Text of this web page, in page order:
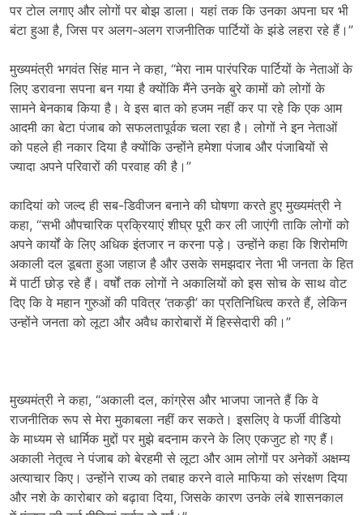
पर टोल लगाए और लोगों पर बोझ डाला। यहां तक कि उनका अपना घर भी
बंटा हुआ है, जिस पर अलग-अलग राजनीतिक पार्टियों के झंडे लहरा रहे हैं।”
मुख्यमंत्री भगवंत सिंह मान ने कहा, “मेरा नाम पारंपरिक पार्टियों के नेताओं के
लिए डरावना सपना बन गया है क्योंकि मैंने उनके बुरे कामों को लोगों के
सामने बेनकाब किया है। वे इस बात को हजम नहीं कर पा रहे कि एक आम
आदमी का बेटा पंजाब को सफलतापूर्वक चला रहा है। लोगों ने इन नेताओं
को पहले ही नकार दिया है क्योंकि उन्होंने हमेशा पंजाब और पंजाबियों से
ज्यादा अपने परिवारों की परवाह की है।”
कादियां को जल्द ही सब-डिवीजन बनाने की घोषणा करते हुए मुख्यमंत्री ने
कहा, “सभी औपचारिक प्रक्रियाएं शीघ्र पूरी कर ली जाएंगी ताकि लोगों को
अपने कार्यों के लिए अधिक इंतजार न करना पड़े। उन्होंने कहा कि शिरोमणि
अकाली दल डूबता हुआ जहाज है और उसके समझदार नेता भी जनता के हित
में पार्टी छोड़ रहे हैं। वर्षों तक लोगों ने अकालियों को इस सोच के साथ वोट
दिए कि वे महान गुरुओं की पवित्र ‘तकड़ी’ का प्रतिनिधित्व करते हैं, लेकिन
उन्होंने जनता को लूटा और अवैध कारोबारों में हिस्सेदारी की।”
मुख्यमंत्री ने कहा, “अकाली दल, कांग्रेस और भाजपा जानते हैं कि वे
राजनीतिक रूप से मेरा मुकाबला नहीं कर सकते। इसलिए वे फर्जी वीडियो
के माध्यम से धार्मिक मुद्दों पर मुझे बदनाम करने के लिए एकजुट हो गए हैं।
अकाली नेतृत्व ने पंजाब को बेरहमी से लूटा और आम लोगों पर अनेकों अक्षम्य
अत्याचार किए। उन्होंने राज्य को तबाह करने वाले माफिया को संरक्षण दिया
और नशे के कारोबार को बढ़ावा दिया, जिसके कारण उनके लंबे शासनकाल